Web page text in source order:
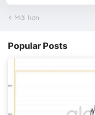
Mới hơn
Popular Posts